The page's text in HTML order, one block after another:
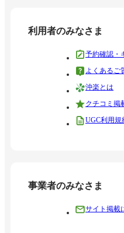
利用者のみなさま
予約確認・
よくあるご
沖楽とは
クチコミ掲
UGC利用規
事業者のみなさま
サイト掲載